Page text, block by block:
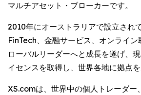
マルチアセット・ブローカーです。
2010年にオーストラリアで設立され
FinTech、金融サービス、オンライ
ローバルリーダーへと成長を遂げ、
イセンスを取得し、世界各地に拠点を
XS.comは、世界中の個人トレーダー